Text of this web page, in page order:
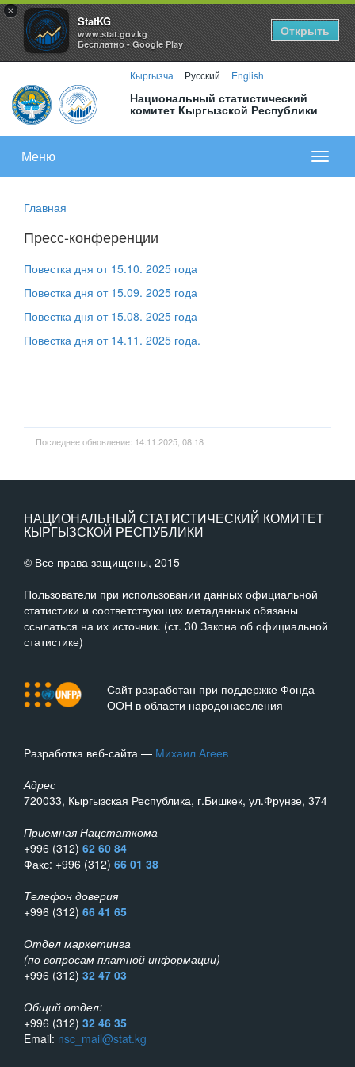
×
StatKG
www.stat.gov.kg
Бесплатно - Google Play
Открыть
Кыргызча Русский English
Национальный статистический
комитет Кыргызской Республики
меню
Меню
Главная
Пресс-конференции
Повестка дня от 15.10. 2025 года
Повестка дня от 15.09. 2025 года
Повестка дня от 15.08. 2025 года
Повестка дня от 14.11. 2025 года.
Последнее обновление: 14.11.2025, 08:18
НАЦИОНАЛЬНЫЙ СТАТИСТИЧЕСКИЙ КОМИТЕТ
КЫРГЫЗСКОЙ РЕСПУБЛИКИ
© Все права защищены, 2015
Пользователи при использовании данных официальной
статистики и соответствующих метаданных обязаны
ссылаться на их источник. (ст. 30 Закона об официальной
статистике)
Сайт разработан при поддержке Фонда
ООН в области народонаселения
Разработка веб-сайта — Михаил Агеев
Адрес
720033, Кыргызская Республика, г.Бишкек, ул.Фрунзе, 374
Приемная Нацстаткома
+996 (312) 62 60 84
Факс: +996 (312) 66 01 38
Телефон доверия
+996 (312) 66 41 65
Отдел маркетинга
(по вопросам платной информации)
+996 (312) 32 47 03
Общий отдел:
+996 (312) 32 46 35
Email: nsc_mail@stat.kg